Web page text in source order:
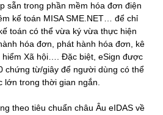
sẵn trong phần mềm hóa đơn điện
kế toán MISA SME.NET… để chỉ
toán có thể vừa ký vừa thực hiện
hóa đơn, phát hành hóa đơn, kê
hiểm Xã hội…. Đặc biệt, eSign được
chứng từ/giây để người dùng có thể
trong thời gian ngắn.
theo tiêu chuẩn châu Âu eIDAS về